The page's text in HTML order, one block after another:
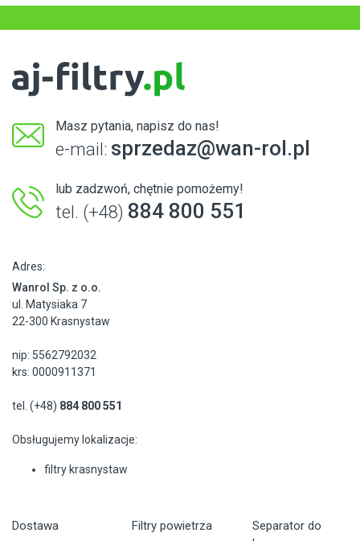
Masz pytania, napisz do nas!
e-mail: sprzedaz@wan-rol.pl
lub zadzwoń, chętnie pomożemy!
tel. (+48) 884 800 551
Adres:
Wanrol Sp. z o.o.
ul. Matysiaka 7
22-300 Krasnystaw
nip: 5562792032
krs: 0000911371
tel. (+48) 884 800 551
Obsługujemy lokalizacje:
filtry krasnystaw
Dostawa Filtry powietrza
Separator do